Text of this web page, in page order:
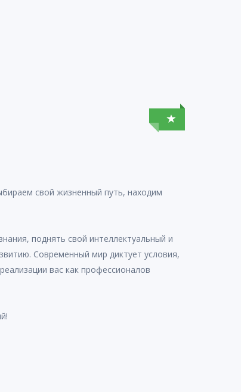
свой жизненный путь, находим
поднять свой интеллектуальный и
Современный мир диктует условия,
вас как профессионалов